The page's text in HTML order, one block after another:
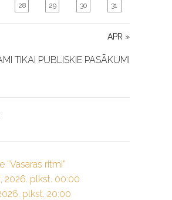
APR »
28 29 30 31
TIKAI PUBLISKIE PASĀKUMI
“Vasaras ritmi”
2026. plkst. 00:00
plkst. 20:00